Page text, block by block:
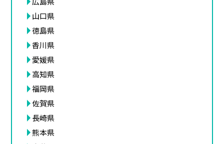
山口県
徳島県
香川県
愛媛県
高知県
福岡県
佐賀県
長崎県
熊本県